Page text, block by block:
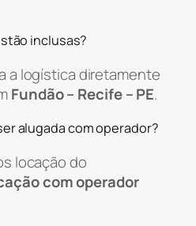
inclusas?
a logística diretamente
Fundão – Recife – PE.
alugada com operador?
locação do
com operador